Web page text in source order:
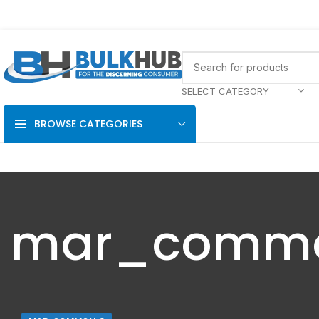
SELECT CATEGORY
BROWSE CATEGORIES